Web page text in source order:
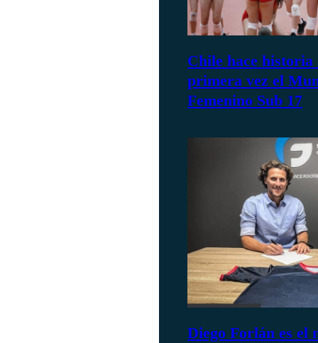
Chile hace
primera vez el
Femenino Sub 17
Diego Forlán es el